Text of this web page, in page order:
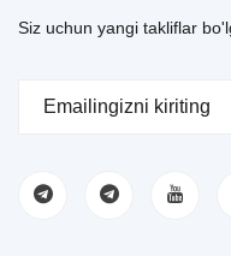
Siz uchun yangi takliflar